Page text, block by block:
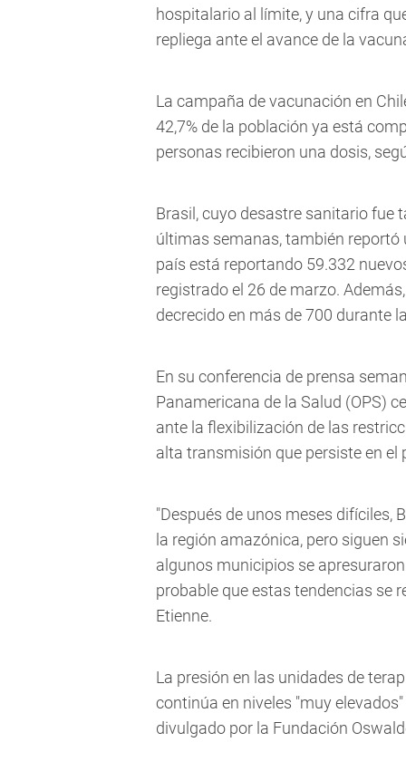
hospitalario al límite, y una cifra
repliega ante el avance de la
La campaña de vacunación en
42,7% de la población ya está
personas recibieron una dosis,
Brasil, cuyo desastre sanitario fue
últimas semanas, también reportó
país está reportando 59.332
registrado el 26 de marzo.
decrecido en más de 700 durante
En su conferencia de prensa
Panamericana de la Salud (OPS)
ante la flexibilización de las
alta transmisión que persiste en el
"Después de unos meses difíciles,
la región amazónica, pero siguen
algunos municipios se
probable que estas tendencias se
Etienne.
La presión en las unidades de
continúa en niveles "muy
divulgado por la Fundación